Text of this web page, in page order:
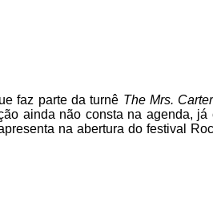
faz parte da turnê The Mrs.
ainda não consta na agenda,
na abertura do festival